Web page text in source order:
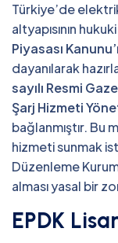
Türkiye’de
altyapısının
Piyasası
dayanılarak
sayılı Resmi
Şarj Hizmeti
bağlanmıştır. Bu
hizmeti sunmak
Düzenleme
alması yasal bir
EPDK